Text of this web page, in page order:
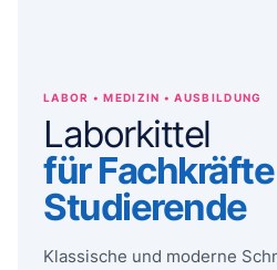
LABOR • MEDIZIN • AUSBILDUNG
Laborkittel
für
Studierende
Klassische und moderne